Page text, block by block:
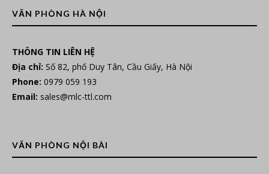
VĂN PHÒNG HÀ NỘI
THÔNG TIN LIÊN HỆ
Địa chỉ: Số 82, phố Duy Tân, Cầu Giấy, Hà Nội
Phone: 0979 059 193
Email: sales@mlc-ttl.com
VĂN PHÒNG NỘI BÀI